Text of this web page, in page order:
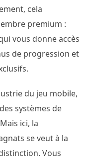
cela
premium :
vous donne accès
de progression et
du jeu mobile,
systèmes de
ici, la
se veut à la
Vous